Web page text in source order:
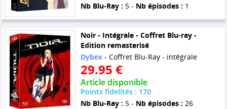
Nb Blu-Ray : 5 - Nb épisodes : 1
Noir - Intégrale - Coffret Blu-ray -
Edition remasterisé
Dybex- Coffret Blu-Ray - intégrale
29.95 €
Article disponible
Points fidelités : 170
Nb Blu-Ray : 5 - Nb épisodes : 26